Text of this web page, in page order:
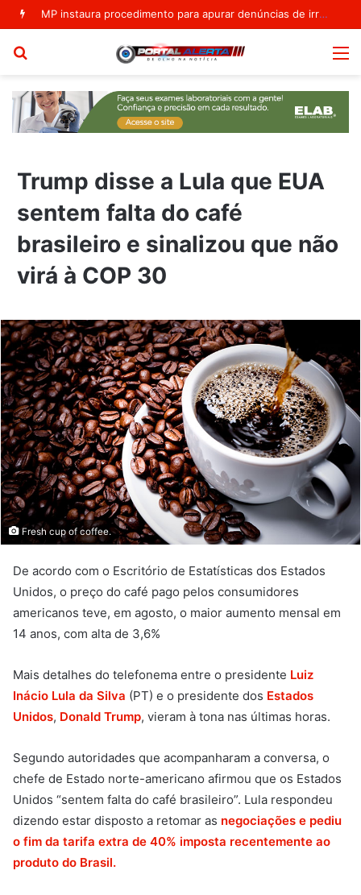
MP instaura procedimento para apurar denúncias de irregularidades na 14ª Ciretran de Euclides da Cunha
Trump disse a Lula que EUA
sentem falta do café
brasileiro e sinalizou que não
virá à COP 30
Fresh cup of coffee.
De acordo com o Escritório de Estatísticas dos Estados
Unidos, o preço do café pago pelos consumidores
americanos teve, em agosto, o maior aumento mensal em
14 anos, com alta de 3,6%
Mais detalhes do telefonema entre o presidente Luiz
Inácio Lula da Silva (PT) e o presidente dos Estados
Unidos, Donald Trump, vieram à tona nas últimas horas.
Segundo autoridades que acompanharam a conversa, o
chefe de Estado norte-americano afirmou que os Estados
Unidos “sentem falta do café brasileiro”. Lula respondeu
dizendo estar disposto a retomar as negociações e pediu
o fim da tarifa extra de 40% imposta recentemente ao
produto do Brasil.